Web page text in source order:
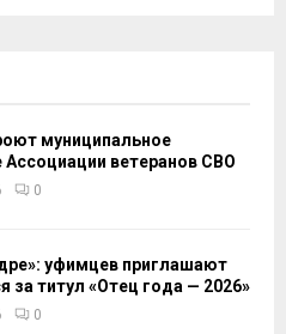
муниципальное
Ассоциации ветеранов СВО
0
уфимцев приглашают
за титул «Отец года — 2026»
0